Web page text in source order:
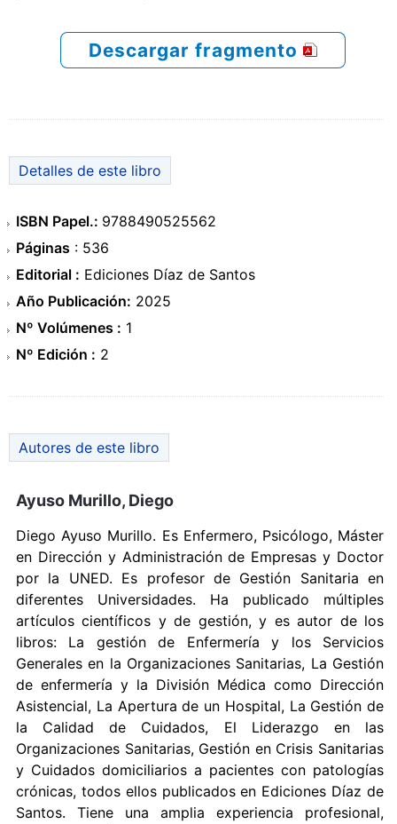
Descargar fragmento
Detalles de este libro
ISBN Papel.: 9788490525562
Páginas : 536
Editorial : Ediciones Díaz de Santos
Año Publicación: 2025
Nº Volúmenes : 1
Nº Edición : 2
Autores de este libro
Ayuso Murillo, Diego
Diego Ayuso Murillo. Es Enfermero, Psicólogo, Máster
en Dirección y Administración de Empresas y Doctor
por la UNED. Es profesor de Gestión Sanitaria en
diferentes Universidades. Ha publicado múltiples
artículos científicos y de gestión, y es autor de los
libros: La gestión de Enfermería y los Servicios
Generales en la Organizaciones Sanitarias, La Gestión
de enfermería y la División Médica como Dirección
Asistencial, La Apertura de un Hospital, La Gestión de
la Calidad de Cuidados, El Liderazgo en las
Organizaciones Sanitarias, Gestión en Crisis Sanitarias
y Cuidados domiciliarios a pacientes con patologías
crónicas, todos ellos publicados en Ediciones Díaz de
Santos. Tiene una amplia experiencia profesional,